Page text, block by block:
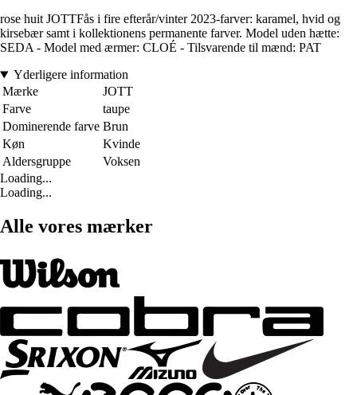
rose huit JOTTFås i fire efterår/vinter 2023-farver: karamel, hvid og
kirsebær samt i kollektionens permanente farver. Model uden hætte:
SEDA - Model med ærmer: CLOÉ - Tilsvarende til mænd: PAT
Yderligere information
Mærke
JOTT
Farve
taupe
Dominerende farve Brun
Køn
Kvinde
Aldersgruppe
Voksen
Loading...
Loading...
Alle vores mærker